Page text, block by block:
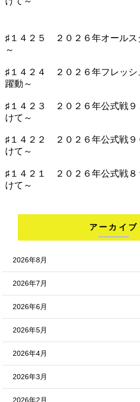
♯１４２５ ２０２６年オール
～
♯１４２４ ２０２６年フレッ
躍動～
♯１４２３ ２０２６年公式戦
けて～
♯１４２２ ２０２６年公式戦
けて～
♯１４２１ ２０２６年公式戦
けて～
アーカイブ
2026年8月
2026年7月
2026年6月
2026年5月
2026年4月
2026年3月
2026年2月